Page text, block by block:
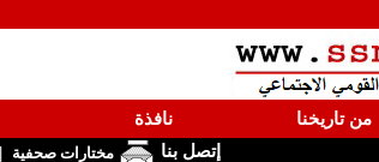
من تاريخنا نافذة
إتصل بنا مختارات صحفية |